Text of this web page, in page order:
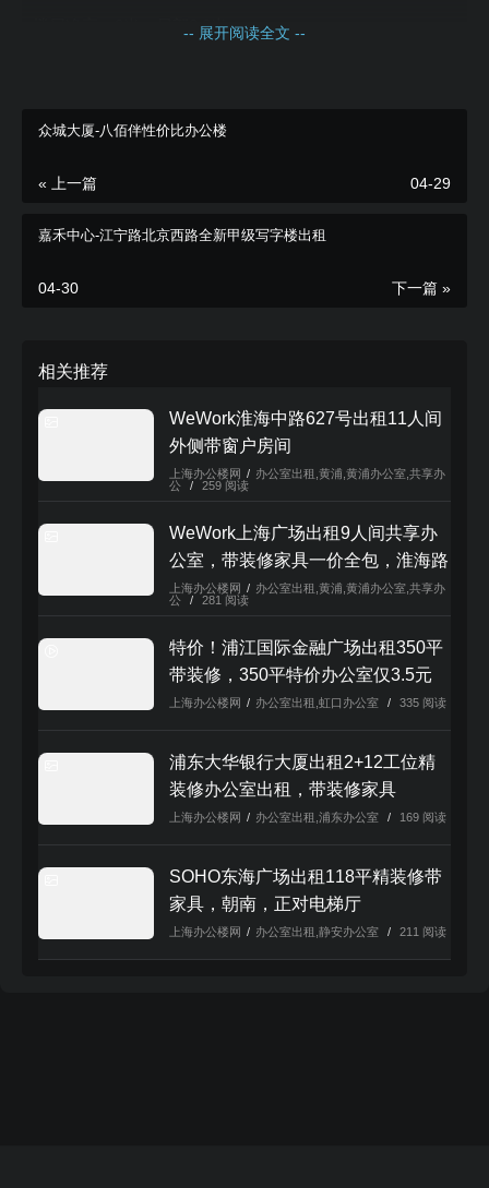
楼层净高：3米（局部3.2米）
立即咨询报
价
立即咨询电话：021-52560882
https://www.shanghaibangonglou.cn/2216.html
-- 展开阅读全文 --
众城大厦-八佰伴性价比办公楼
« 上一篇 04-29
嘉禾中心-江宁路北京西路全新甲级写字楼出租
下一篇 »
04-30
相关推荐
WeWork淮海中路627号出租11人间
外侧带窗户房间
上海办公楼网 / 办公室出租 黄浦 黄浦办公室 共享办
公
/ 259 阅读
WeWork上海广场出租9人间共享办
公室，带装修家具一价全包，淮海路
核心地段
上海办公楼网 / 办公室出租 黄浦 黄浦办公室 共享办
公
/ 281 阅读
特价！浦江国际金融广场出租350平
带装修，350平特价办公室仅3.5元
上海办公楼网 / 办公室出租 虹口办公室 / 335 阅读
浦东大华银行大厦出租2+12工位精
装修办公室出租，带装修家具
上海办公楼网 / 办公室出租 浦东办公室 / 169 阅读
SOHO东海广场出租118平精装修带
家具，朝南，正对电梯厅
上海办公楼网 / 办公室出租 静安办公室 / 211 阅读